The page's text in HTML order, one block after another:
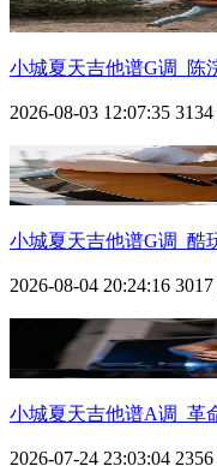
小城夏天吉他谱G调_陈
2026-08-03 12:07:35
小城夏天吉他谱G调_酷
2026-08-04 20:24:16
小城夏天吉他谱A调_革
2026-07-24 23:03:04